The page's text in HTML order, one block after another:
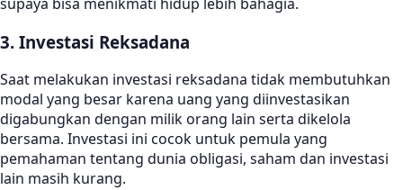
3. Investasi Reksadana
Saat melakukan investasi reksadana tidak membutuhkan
modal yang besar karena uang yang diinvestasikan
digabungkan dengan milik orang lain serta dikelola
bersama. Investasi ini cocok untuk pemula yang
pemahaman tentang dunia obligasi, saham dan investasi
lain masih kurang.